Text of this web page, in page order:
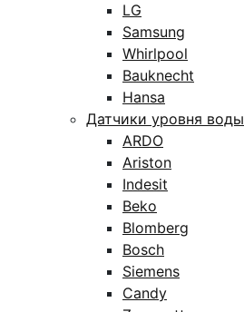
LG
Samsung
Whirlpool
Bauknecht
Hansa
Датчики уровня воды
ARDO
Ariston
Indesit
Beko
Blomberg
Bosch
Siemens
Candy